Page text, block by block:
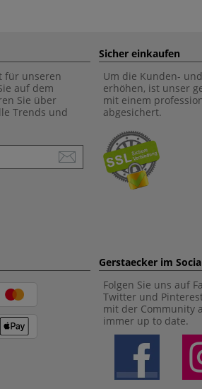
für unseren
auf dem
Sie über
Trends und
Sicher einkaufen
Um die Kunden-
erhöhen, ist unser
mit einem
abgesichert.
Gerstaecker im
Folgen Sie uns auf
Twitter und
mit der Community
immer up to date.